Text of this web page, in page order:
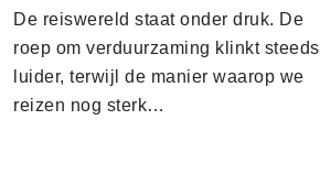
De reiswereld staat onder druk. De
roep om verduurzaming klinkt steeds
luider, terwijl de manier waarop we
reizen nog sterk…